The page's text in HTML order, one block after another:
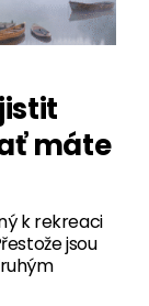
máte
k rekreaci
jsou